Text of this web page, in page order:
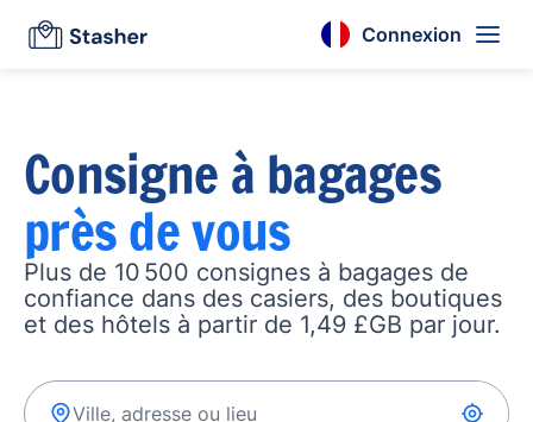
Connexion
Consigne à bagages
près de vous
Plus de 10 500 consignes à bagages de
confiance dans des casiers, des boutiques
et des hôtels à partir de 1,49 £GB par jour.